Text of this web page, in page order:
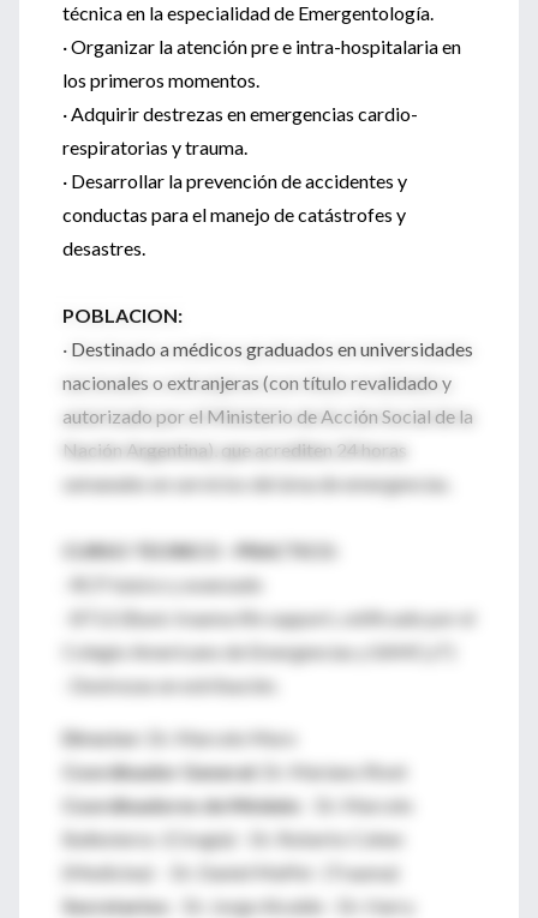
técnica en la especialidad de Emergentología.
· Organizar la atención pre e intra-hospitalaria en
los primeros momentos.
· Adquirir destrezas en emergencias cardio-
respiratorias y trauma.
· Desarrollar la prevención de accidentes y
conductas para el manejo de catástrofes y
desastres.
POBLACION:
· Destinado a médicos graduados en universidades
nacionales o extranjeras (con título revalidado y
autorizado por el Ministerio de Acción Social de la
Nación Argentina), que acrediten 24 horas
semanales en servicios del área de emergencias.
CURSO TEORICO - PRACTICO:
· RCP básico y avanzado
· BTLS (Basic trauma life support, cetificado por el
Colegio Americano de Emergencias y SAMCyT)
· Destrezas en estribación.
Director:
Dr. Marcelo Muro
Coordinador General:
Dr. Mariano Rivet
Coordinadores de Módulo:
Dr. Marcelo
Ballesteros (Cirugía) - Dr. Roberto Cohen
(Medicina) - Dr. Daniel Maffei (Trauma)
Secretarios:
Dr. Jorge Alcalde - Dr. Harry